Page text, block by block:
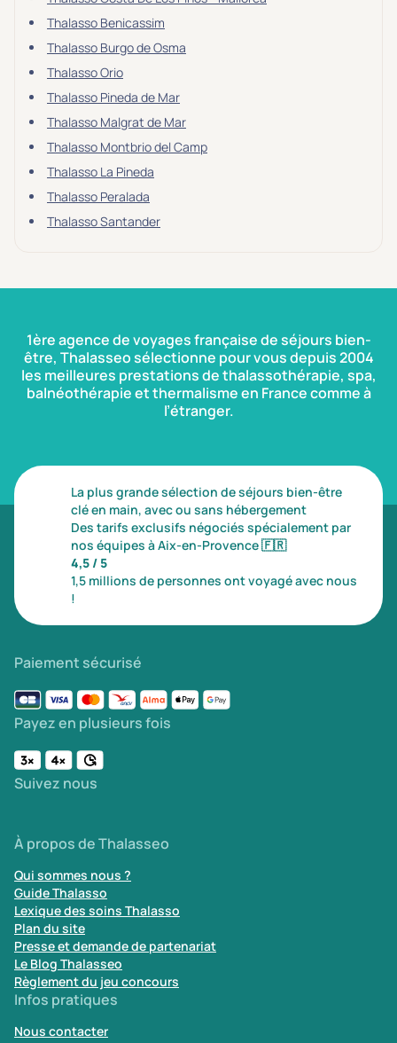
Thalasso Benicassim
Thalasso Burgo de Osma
Thalasso Orio
Thalasso Pineda de Mar
Thalasso Malgrat de Mar
Thalasso Montbrio del Camp
Thalasso La Pineda
Thalasso Peralada
Thalasso Santander
1ère agence de voyages française de séjours bien-
être, Thalasseo sélectionne pour vous depuis 2004
les meilleures prestations de thalassothérapie, spa,
balnéothérapie et thermalisme en France comme à
l’étranger.
La plus grande sélection de séjours bien-être
clé en main, avec ou sans hébergement
Des tarifs exclusifs négociés spécialement par
nos équipes à Aix-en-Provence🇫🇷
4,5 / 5
1,5 millions de personnes ont voyagé avec nous
!
Paiement sécurisé
Payez en plusieurs fois
Suivez nous
À propos de Thalasseo
Qui sommes nous ?
Guide Thalasso
Lexique des soins Thalasso
Plan du site
Presse et demande de partenariat
Le Blog Thalasseo
Règlement du jeu concours
Infos pratiques
Nous contacter